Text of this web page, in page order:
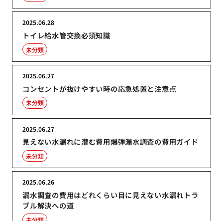
トイレ給水管交換必須知識
2025.06.28
未分類
コンセントが抜けやすい時の応急処置と注意点
2025.06.27
未分類
見えない水漏れに潜む費用爆弾漏水調査の費用ガイド
2025.06.27
未分類
漏水調査の費用はどれくらい目に見えない水漏れトラ
ブル解決への道
2025.06.26